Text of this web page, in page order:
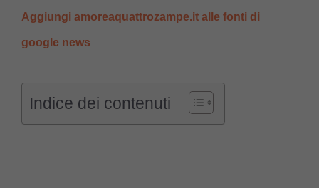
Aggiungi amoreaquattrozampe.it alle fonti di
google news
Indice dei contenuti